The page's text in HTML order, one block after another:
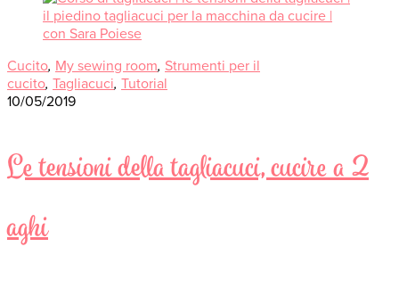
Cucito, My sewing room, Strumenti per il
cucito, Tagliacuci, Tutorial
10/05/2019
Le tensioni della tagliacuci, cucire a 2
aghi